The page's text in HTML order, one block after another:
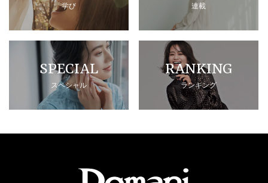
学び 連載
SPECIAL
スペシャル
RANKING
ランキング